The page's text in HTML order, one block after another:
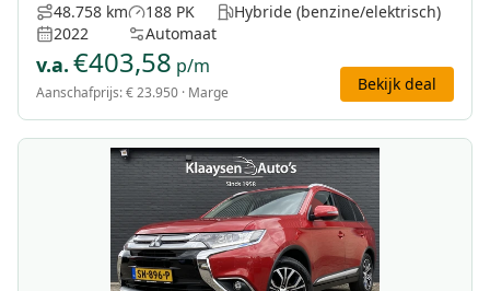
48.758 km
2022
188 PK
Automaat
Hybride (benzine/elektrisch)
v.a. €403,58 p/m
Aanschafprijs:€ 23.950 · Marge Bekijk deal